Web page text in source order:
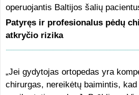
operuojantis Baltijos šalių
Patyręs ir profesionalus pėdų
atkryčio rizika
„Jei gydytojas ortopedas yra
chirurgas, nereikėtų baimintis, kad